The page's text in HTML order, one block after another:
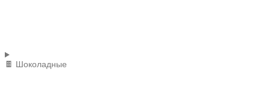
🍫 Шоколадные